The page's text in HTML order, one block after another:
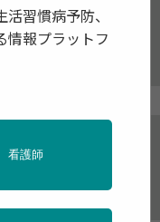
習慣病予防、
情報プラットフ
看護師